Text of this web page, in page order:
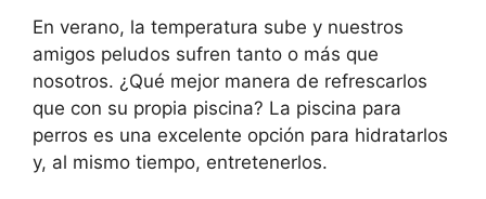
En verano, la temperatura sube y nuestros
amigos peludos sufren tanto o más que
nosotros. ¿Qué mejor manera de refrescarlos
que con su propia piscina? La piscina para
perros es una excelente opción para hidratarlos
y, al mismo tiempo, entretenerlos.